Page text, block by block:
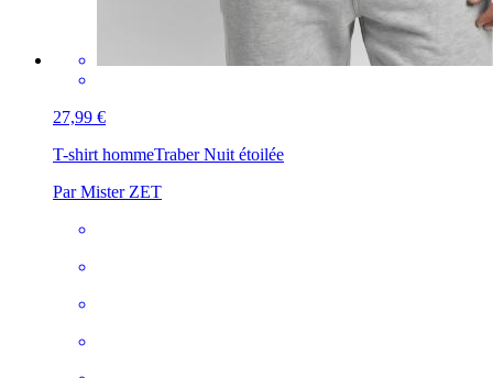
27,99 €
T-shirt hommeTraber Nuit étoilée
Par Mister ZET